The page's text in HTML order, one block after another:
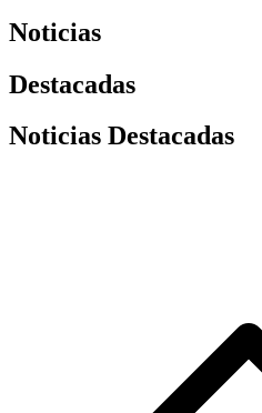
Noticias
Destacadas
Noticias Destacadas